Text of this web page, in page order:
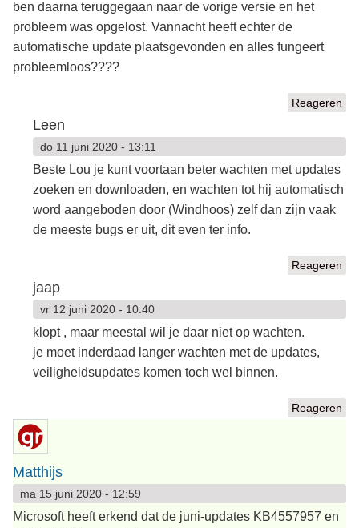
ben daarna teruggegaan naar de vorige versie en het
probleem was opgelost. Vannacht heeft echter de
automatische update plaatsgevonden en alles fungeert
probleemloos????
Reageren
Leen
do 11 juni 2020 - 13:11
Beste Lou je kunt voortaan beter wachten met updates
zoeken en downloaden, en wachten tot hij automatisch
word aangeboden door (Windhoos) zelf dan zijn vaak
de meeste bugs er uit, dit even ter info.
Reageren
jaap
vr 12 juni 2020 - 10:40
klopt , maar meestal wil je daar niet op wachten.
je moet inderdaad langer wachten met de updates,
veiligheidsupdates komen toch wel binnen.
Reageren
Matthijs
ma 15 juni 2020 - 12:59
Microsoft heeft erkend dat de juni-updates KB4557957 en